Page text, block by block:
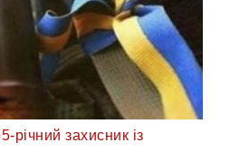
річний захисник із